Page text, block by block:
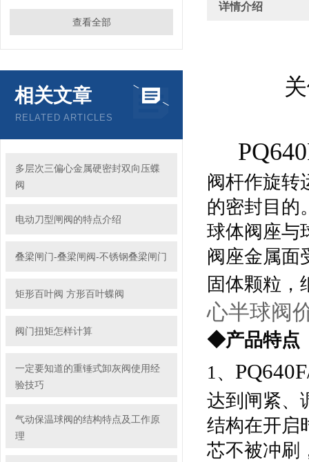
查看全部
相关文章
RELATED ARTICLES
多层次三偏心金属硬密封双向压蝶
阀
电动刀型闸阀的特点介绍
叠梁闸门-叠梁闸阀-不锈钢叠梁闸门
矩形百叶阀 方形百叶蝶阀
阀门扭矩怎样计算
一定要知道的重锤式卸灰阀使用经
验技巧
气动保温球阀的结构特点及工作原
理
详情介绍
阀杆作旋转
的密封目的
球体阀座与
阀座金属面
固体颗粒
心半球阀
◆产品特点
1、
达到闸紧、
结构在开启
芯不被冲刷